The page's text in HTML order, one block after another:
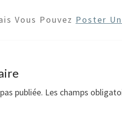
Vous Pouvez Poster
publiée. Les champs